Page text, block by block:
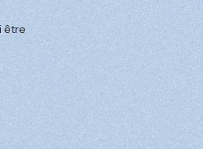
être